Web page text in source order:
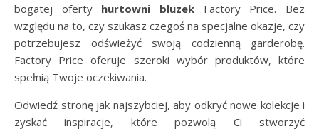
bogatej oferty hurtowni bluzek Factory Price. Bez
względu na to, czy szukasz czegoś na specjalne okazje, czy
potrzebujesz odświeżyć swoją codzienną garderobę.
Factory Price oferuje szeroki wybór produktów, które
spełnią Twoje oczekiwania.
Odwiedź stronę jak najszybciej, aby odkryć nowe kolekcje i
zyskać inspiracje, które pozwolą Ci stworzyć